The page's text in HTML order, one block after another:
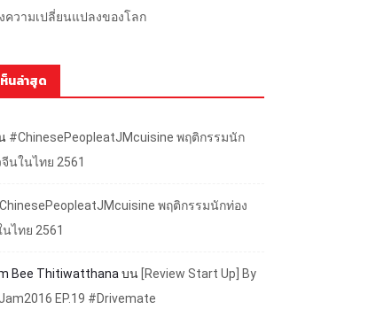
ความเปลี่ยนแปลงของโลก
นล่าสุด
#ChinesePeopleatJMcuisine พฤติกรรมนัก
นในไทย 2561
พฤติกรรมนักท่อง
ไทย 2561
Bee Thitiwatthana บน [Review Start Up] By
EP.19 #Drivemate